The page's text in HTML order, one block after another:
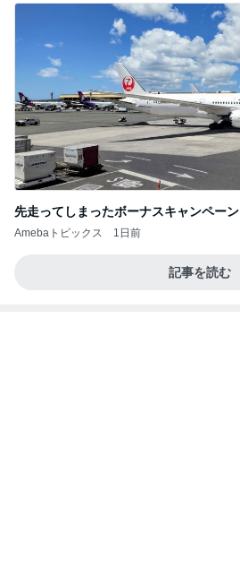
先走ってしまったボーナスキャンペーン
Amebaトピックス 1日前
記事を読む